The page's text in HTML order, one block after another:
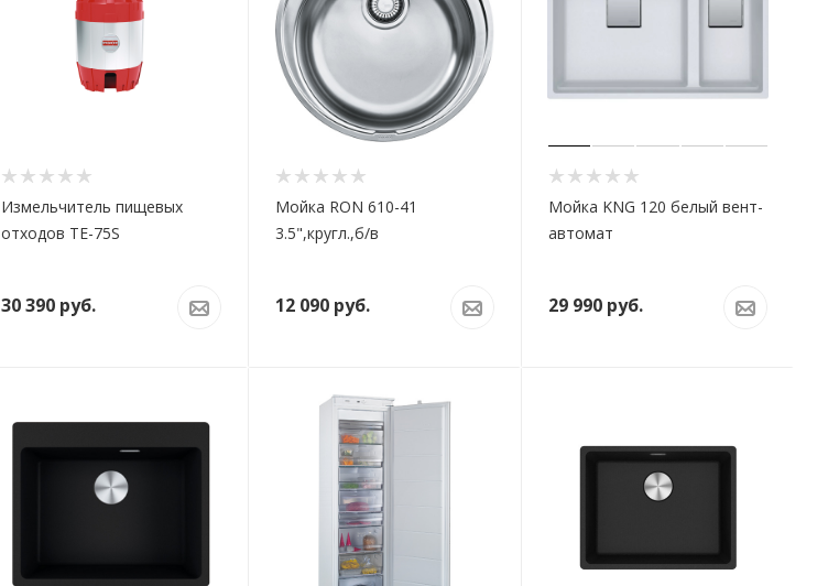
Измельчитель пищевых
отходов TE-75S
30 390 руб.
Мойка RON 610-41
3.5",кругл.,б/в
12 090руб.
Мойка KNG 120 белый вент-
автомат
29 990руб.